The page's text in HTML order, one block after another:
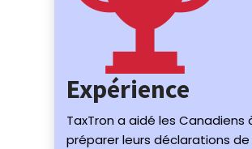
Expérience
TaxTron a aidé les Canadiens
préparer leurs déclarations de